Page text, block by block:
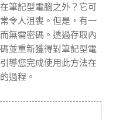
筆記型電腦之外？它可
令人沮喪。但是，有一
無需密碼。透過存取內
並重新獲得對筆記型電
導您完成使用此方法在
過程。